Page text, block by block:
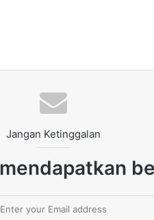
Jangan Ketinggalan